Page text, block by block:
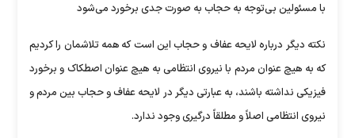
با مسئولین بی‌توجه به حجاب به صورت جدی برخورد می‌شود
نکته دیگر درباره لایحه عفاف و حجاب این است که همه تلاشمان را کردیم
که به هیچ عنوان مردم با نیروی انتظامی به هیچ عنوان اصطکاک و برخورد
فیزیکی نداشته باشند، به عبارتی دیگر در لایحه عفاف و حجاب بین مردم و
نیروی انتظامی اصلاً و مطلقاً درگیری وجود ندارد.